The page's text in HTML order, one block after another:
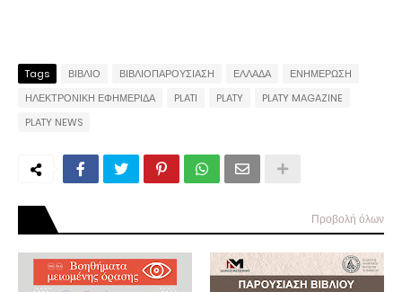
Tags ΒΙΒΛΙΟ ΒΙΒΛΙΟΠΑΡΟΥΣΙΑΣΗ ΕΛΛΑΔΑ
ΕΝΗΜΕΡΩΣΗ
ΗΛΕΚΤΡΟΝΙΚΗ ΕΦΗΜΕΡΙΔΑ
PLATI PLATY
PLATY MAGAZINE
PLATY NEWS
Προβολή όλων